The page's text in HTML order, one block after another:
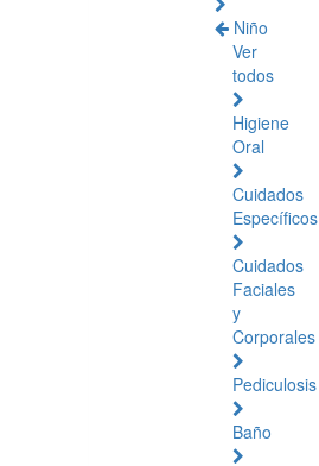
Niño
Ver
todos
Higiene
Oral
Cuidados
Específicos
Cuidados
Faciales
y
Corporales
Pediculosis
Baño